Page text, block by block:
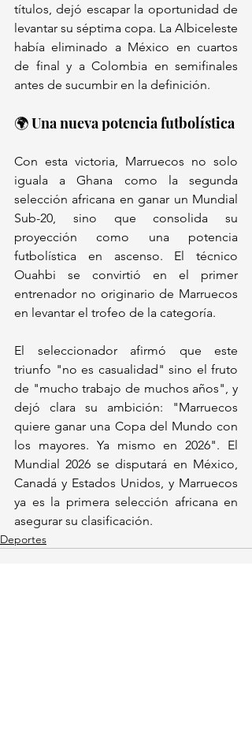
títulos, dejó escapar la oportunidad de
levantar su séptima copa. La Albiceleste
había eliminado a México en cuartos
de final y a Colombia en semifinales
antes de sucumbir en la definición.
🌍 Una nueva potencia futbolística
Con esta victoria, Marruecos no solo
iguala a Ghana como la segunda
selección africana en ganar un Mundial
Sub-20, sino que consolida su
proyección como una potencia
futbolística en ascenso. El técnico
Ouahbi se convirtió en el primer
entrenador no originario de Marruecos
en levantar el trofeo de la categoría.
El seleccionador afirmó que este
triunfo "no es casualidad" sino el fruto
de "mucho trabajo de muchos años", y
dejó clara su ambición: "Marruecos
quiere ganar una Copa del Mundo con
los mayores. Ya mismo en 2026". El
Mundial 2026 se disputará en México,
Canadá y Estados Unidos, y Marruecos
ya es la primera selección africana en
asegurar su clasificación.
Deportes